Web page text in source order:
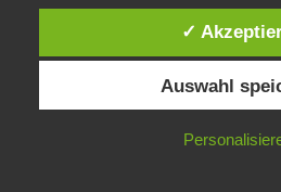
Pro Senectute, Ortsvertretung
Mittagstisch für Seniorinnen
✓
Auswahl